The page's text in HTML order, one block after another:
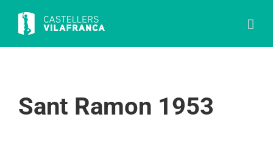
content
Sant Ramon 1953